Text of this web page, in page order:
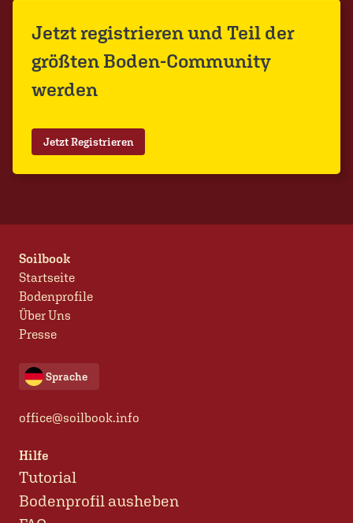
Jetzt registrieren und Teil der
größten Boden-Community
werden
Jetzt Registrieren
Soilbook
Startseite
Bodenprofile
Über Uns
Presse
Sprache
office@soilbook.info
Hilfe
Tutorial
Bodenprofil ausheben